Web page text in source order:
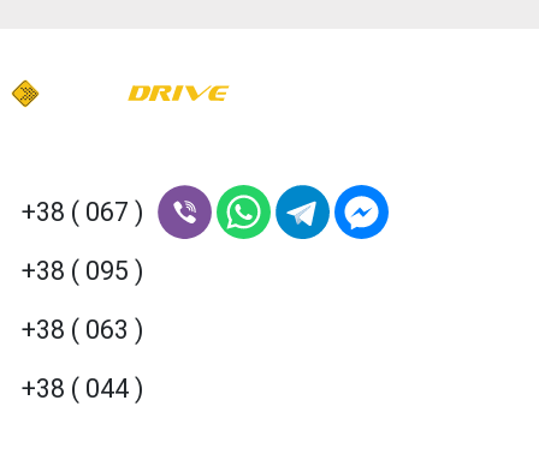
+38 ( 067 )
+38 ( 095 )
+38 ( 063 )
+38 ( 044 )